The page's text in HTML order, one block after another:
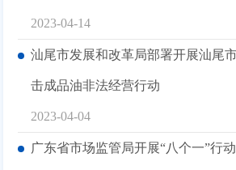
2023-04-14
汕尾市发展和改革局部署开展汕尾
击成品油非法经营行动
2023-04-04
广东省市场监管局开展“八个一”行